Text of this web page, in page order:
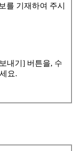
를 기재하여 주시
내기] 버튼을, 수
요.